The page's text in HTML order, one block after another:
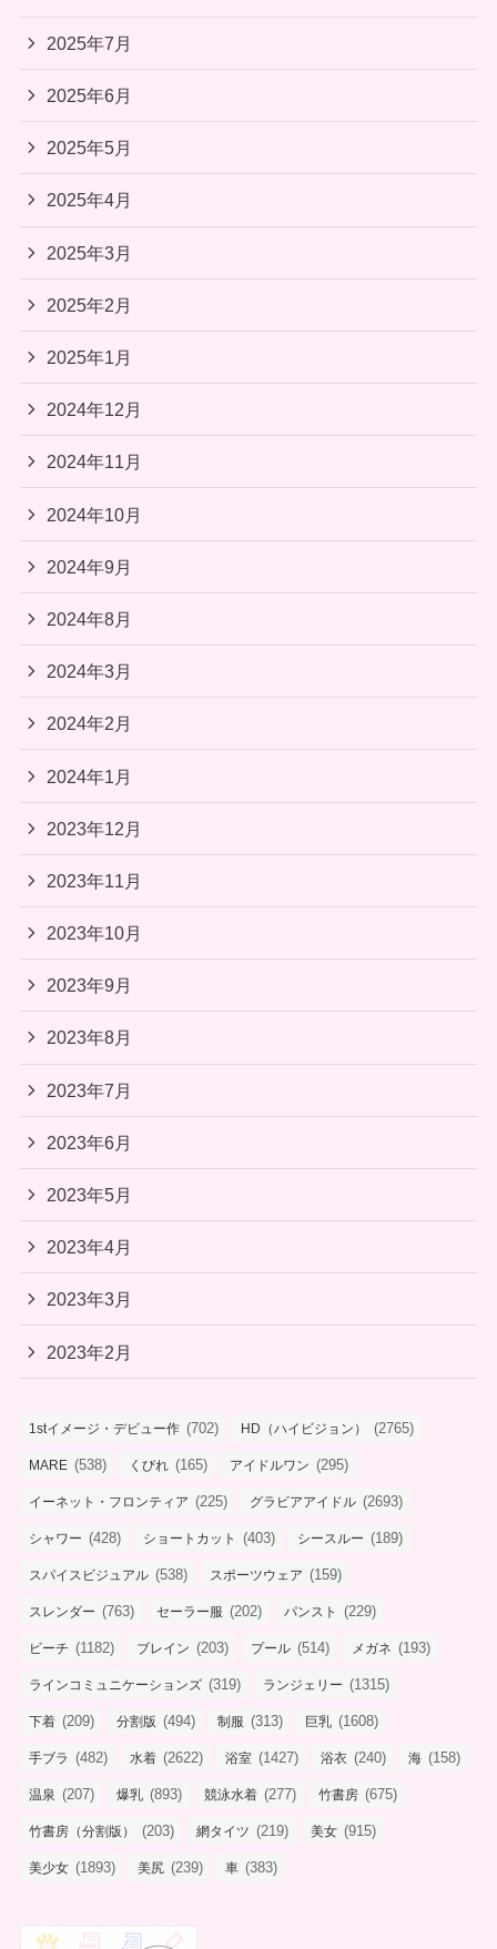
2025年7月
2025年6月
2025年5月
2025年4月
2025年3月
2025年2月
2025年1月
2024年12月
2024年11月
2024年10月
2024年9月
2024年8月
2024年3月
2024年2月
2024年1月
2023年12月
2023年11月
2023年10月
2023年9月
2023年8月
2023年7月
2023年6月
2023年5月
2023年4月
2023年3月
2023年2月
1stイメージ・デビュー作 (702) HD（ハイビジョン） (2765)
MARE (538) くびれ (165) アイドルワン (295)
イーネット・フロンティア (225) グラビアアイドル (2693)
シャワー (428) ショートカット (403) シースルー (189)
スパイスビジュアル (538) スポーツウェア (159)
スレンダー (763) セーラー服 (202) パンスト (229)
ビーチ (1182) ブレイン (203) プール (514) メガネ (193)
ラインコミュニケーションズ (319) ランジェリー (1315)
下着 (209) 分割版 (494) 制服 (313) 巨乳 (1608)
手ブラ (482) 水着 (2622) 浴室 (1427) 浴衣 (240) 海 (158)
温泉 (207) 爆乳 (893) 競泳水着 (277) 竹書房 (675)
竹書房（分割版） (203) 網タイツ (219) 美女 (915)
美少女 (1893) 美尻 (239) 車 (383)